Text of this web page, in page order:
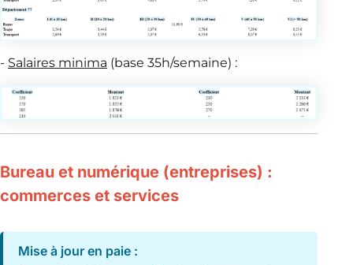
- Salaires minima (base 35h/semaine) :
Bureau et numérique (entreprises) :
commerces et services
Mise à jour en paie :